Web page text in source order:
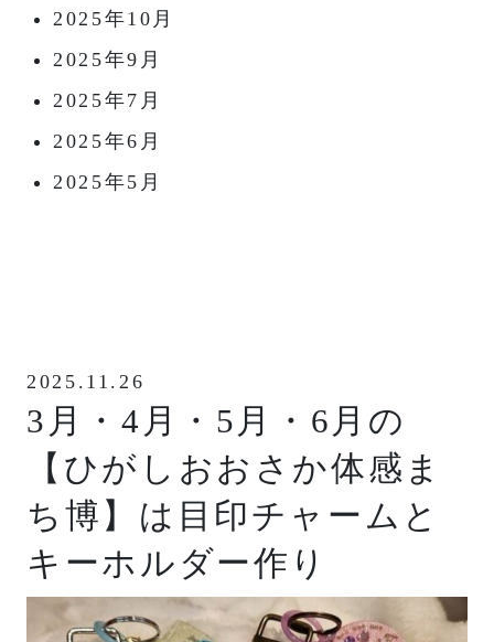
2025年10月
2025年9月
2025年7月
2025年6月
2025年5月
2025.11.26
3月・4月・5月・6月の
【ひがしおおさか体感ま
ち博】は目印チャームと
キーホルダー作り